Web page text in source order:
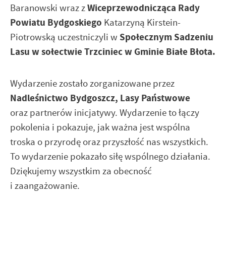
Baranowski wraz zWiceprzewodnicząca Rady
Powiatu Bydgoskiego Katarzyną Kirstein-
Piotrowską uczestniczyli w Społecznym Sadzeniu
Lasu w sołectwie Trzciniec w Gminie Białe Błota.
Wydarzenie zostało zorganizowane przez
Nadleśnictwo Bydgoszcz, Lasy Państwowe
oraz partnerów inicjatywy. Wydarzenie to łączy
pokolenia i pokazuje, jak ważna jest wspólna
troska o przyrodę oraz przyszłość nas wszystkich.
To wydarzenie pokazało siłę wspólnego działania.
Dziękujemy wszystkim za obecność
i zaangażowanie.